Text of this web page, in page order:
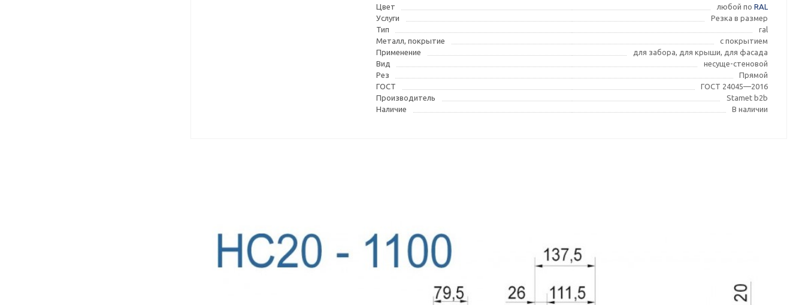
Цвет
любой поRAL
Услуги
Резка в размер
Тип
ral
Металл, покрытие
с покрытием
Применение
для забора, для крыши, для фасада
Вид
несуще-стеновой
Рез
Прямой
ГОСТ
ГОСТ 24045—2016
Производитель
Stamet b2b
Наличие
В наличии